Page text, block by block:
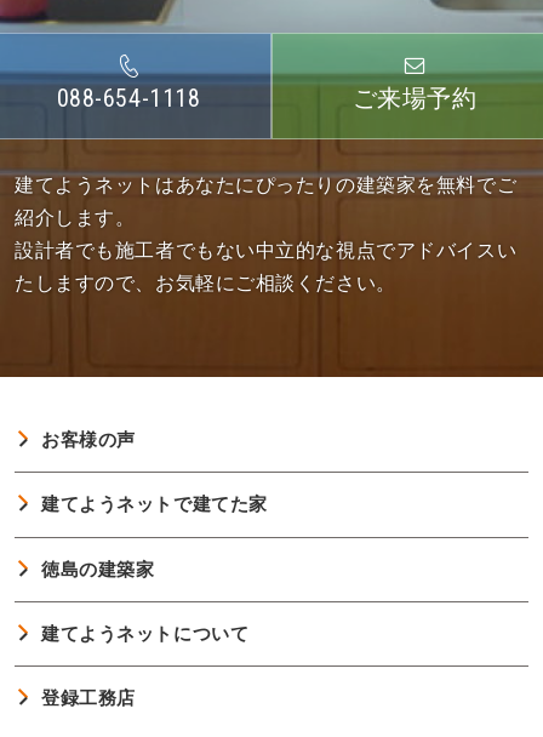
088-654-1118 ご来場予約
建てようネットはあなたにぴったりの建築家を無料でご
紹介します。
設計者でも施工者でもない中立的な視点でアドバイスい
たしますので、お気軽にご相談ください。
お客様の声
建てようネットで建てた家
徳島の建築家
建てようネットについて
登録工務店